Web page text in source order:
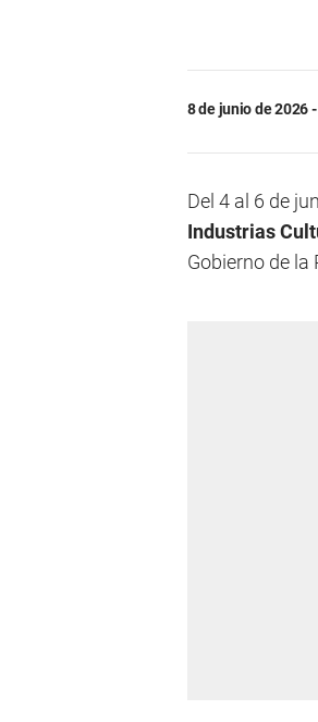
8 de junio de 2026
Del 4 al 6 de
Industrias
Gobierno de la